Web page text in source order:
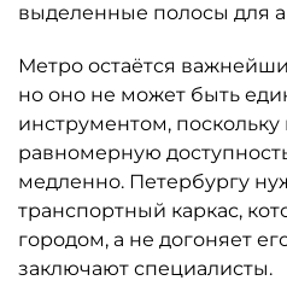
выделенные полосы для
Метро остаётся
но оно не может быть
инструментом,
равномерную
медленно. Петербургу
транспортный каркас,
городом, а не догоняет
заключают специалисты.